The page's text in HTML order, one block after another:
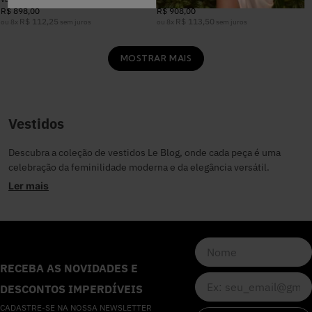
R$ 898,00
ou 8 x R$ 112,25 sem juros
R$ 908,00
ou 8 x R$ 113, 50 sem juros
MOSTRAR MAIS
Vestidos
Descubra a coleção de vestidos Le Blog, onde cada peça é uma
celebração da feminilidade moderna e da elegância versátil.
Projetados para a mulher que busca expressar sua individualidade
Benefícios e usos dos vestidos Le Blog
Os vestidos Le Blog são mais do que apenas peças de vestuário;
são uma ferramenta de autoexpressão e confiança. Com um design
Ler mais
RECEBA AS NOVIDADES E
DESCONTOS IMPERDÍVEIS
CADASTRE-SE NA NOSSA NEWSLETTER